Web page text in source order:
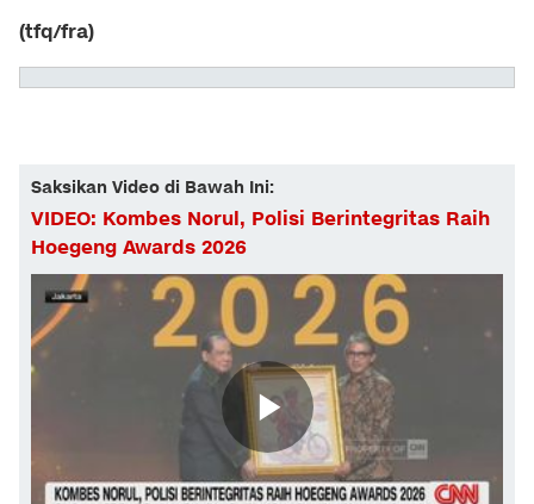
(tfq/fra)
Saksikan Video di Bawah Ini:
VIDEO: Kombes Norul, Polisi Berintegritas Raih
Hoegeng Awards 2026